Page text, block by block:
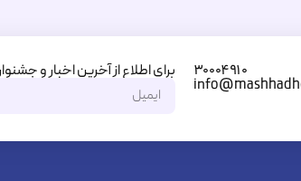
۳۰۰۰۴۹۱۰ برای اطلاع از آخرین اخبار و